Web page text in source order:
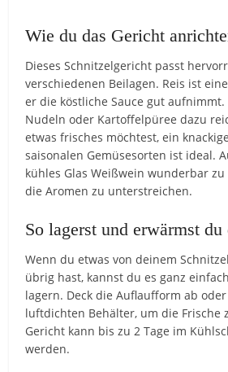
Wie du das Gericht
Dieses Schnitzelgericht passt
verschiedenen Beilagen. Reis ist
er die köstliche Sauce gut
Nudeln oder Kartoffelpüree dazu
etwas frisches möchtest, ein
saisonalen Gemüsesorten ist ideal.
kühles Glas Weißwein wunderbar
die Aromen zu unterstreichen.
So lagerst und erwärmst
Wenn du etwas von deinem
übrig hast, kannst du es ganz
lagern. Deck die Auflaufform ab
luftdichten Behälter, um die Frische
Gericht kann bis zu 2 Tage im
werden.